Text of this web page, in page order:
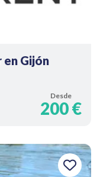
en Gijón
Desde
200 €